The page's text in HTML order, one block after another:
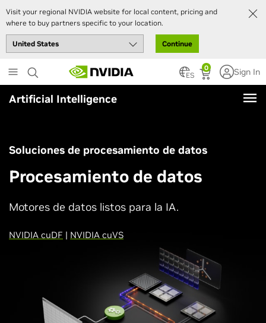
Visit your regional NVIDIA website for local content, pricing and
where to buy partners specific to your location.
Continue
to
main
content
0
ES Sign In
Artificial Intelligence
Soluciones de procesamiento de datos
Procesamiento de datos
Motores de datos listos para la IA.
NVIDIA cuDF | NVIDIA cuVS